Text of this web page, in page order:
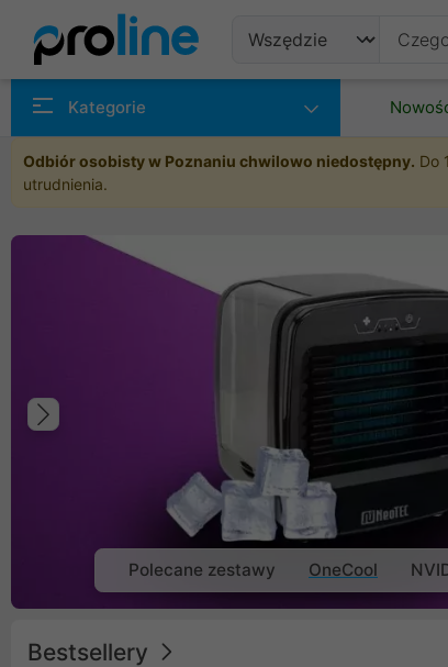
Kategorie
Odbiór osobisty w Poznaniu chwilowo niedostępny. Do
utrudnienia.
Poprzedni
Polecane zestawy OneCool
Bestsellery